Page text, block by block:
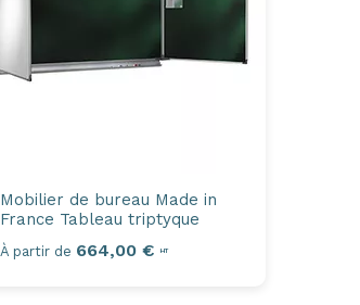
Mobilier de bureau Made in
France Tableau triptyque
À partir de 664,00 € HT